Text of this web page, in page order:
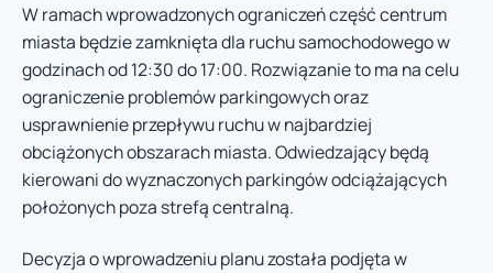
W ramach wprowadzonych ograniczeń część centrum
miasta będzie zamknięta dla ruchu samochodowego w
godzinach od 12:30 do 17:00. Rozwiązanie to ma na celu
ograniczenie problemów parkingowych oraz
usprawnienie przepływu ruchu w najbardziej
obciążonych obszarach miasta. Odwiedzający będą
kierowani do wyznaczonych parkingów odciążających
położonych poza strefą centralną.
Decyzja o wprowadzeniu planu została podjęta w